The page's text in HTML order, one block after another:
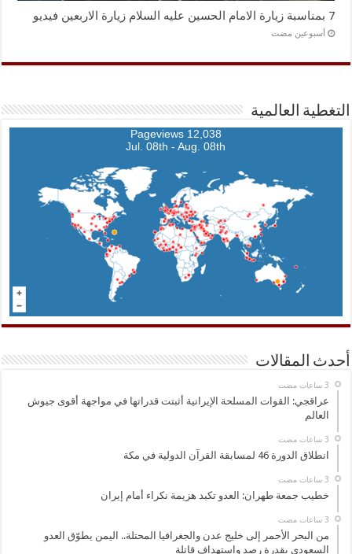
7 بمناسبة زيارة الامام الحسين عليه السلام زيارة الاربعين فيديو
‏أسبوعين مضت
التغطية العالمية
12,038 Pageviews
Jul. 08th - Aug. 08th
أحدث المقالات
عراقجي: القوات المسلحة الإيرانية أثبتت قدراتها في مواجهة أقوى جيوش
العالم
انطلاق الدورة 46 لمسابقة القرآن الدولية في مكة
خطيب جمعة طهران: العدو تكبد هزيمة نكراء أمام إيران
من البحر الأحمر إلى خليج عدن والجغرافيا المحتلة.. اليمن يطوّق العدو
السعودي بقدرة رصد واستهداف قاتلة